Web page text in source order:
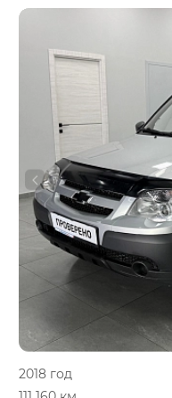
2018 год